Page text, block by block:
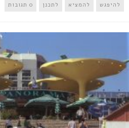
להיפגש להמציא לתכנן 0 תגובות